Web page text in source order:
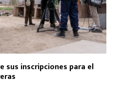
sus inscripciones para el